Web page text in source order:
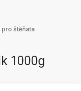
pro štěňata
1000g